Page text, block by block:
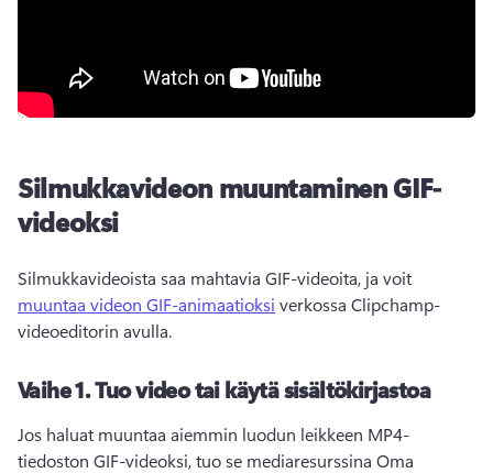
Silmukkavideon muuntaminen GIF-
videoksi
Silmukkavideoista saa mahtavia GIF-videoita, ja voit
muuntaa videon GIF-animaatioksi verkossa Clipchamp-
videoeditorin avulla.
Vaihe 1.Tuo video tai käytä sisältökirjastoa
Jos haluat muuntaa aiemmin luodun leikkeen MP4-
tiedoston GIF-videoksi, tuo se mediaresurssina Oma